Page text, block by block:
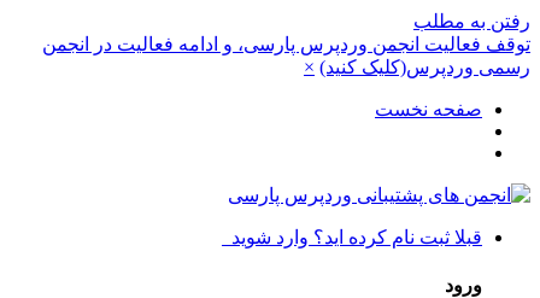
رفتن به مطلب
توقف فعالیت انجمن وردپرس پارسی، و ادامه فعالیت در انجمن
رسمی وردپرس(کلیک کنید) ×
صفحه نخست
قبلا ثبت نام کرده اید؟ وارد شوید
ورود